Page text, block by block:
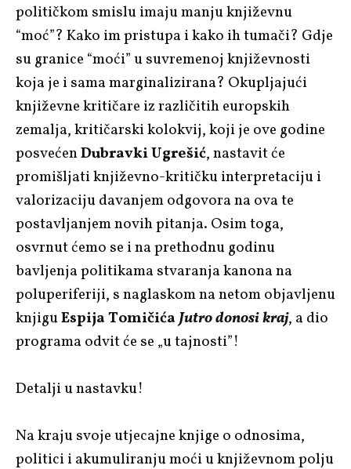
političkom smislu imaju manju književnu
“moć”? Kako im pristupa i kako ih tumači? Gdje
su granice “moći” u suvremenoj književnosti
koja je i sama marginalizirana? Okupljajući
književne kritičare iz različitih europskih
zemalja, kritičarski kolokvij, koji je ove godine
posvećenDubravki Ugrešić, nastavit će
promišljati književno-kritičku interpretaciju i
valorizaciju davanjem odgovora na ova te
postavljanjem novih pitanja. Osim toga,
osvrnut ćemo se i na prethodnu godinu
bavljenja politikama stvaranja kanona na
poluperiferiji, s naglaskom na netom objavljenu
knjiguEspija TomičićaJutro donosi kraj, a dio
programa odvit će se „u tajnosti”!
Detalji u nastavku!
Na kraju svoje utjecajne knjige o odnosima,
politici i akumuliranju moći u književnom polju